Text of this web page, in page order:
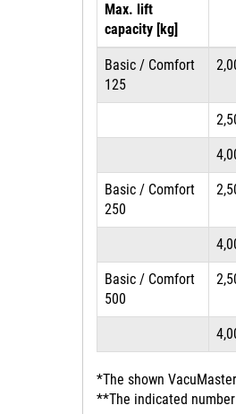
Max. lift
capacity [kg]
Basic / Comfort
125
Basic / Comfort
250
Basic / Comfort
500
*The shown
**The indicated